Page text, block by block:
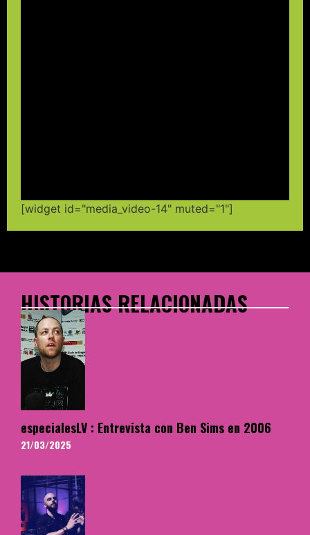
[widget id="media_video-14" muted="1"]
HISTORIAS RELACIONADAS
especialesLV : Entrevista con Ben Sims en 2006
21/03/2025